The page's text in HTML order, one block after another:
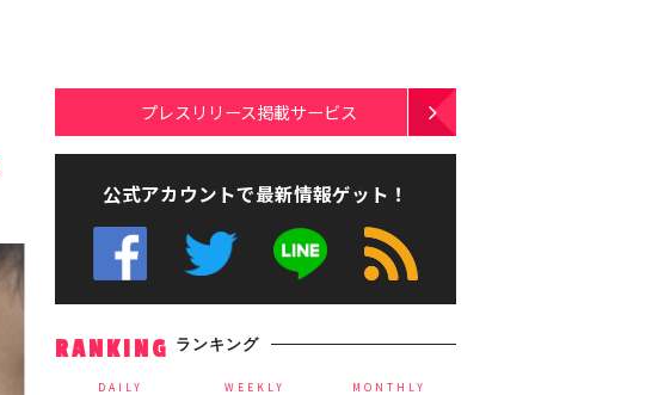
プレスリリース掲載サービス
公式アカウントで最新情報ゲット！
RANKING ランキング
DAILY WEEKLY MONTHLY